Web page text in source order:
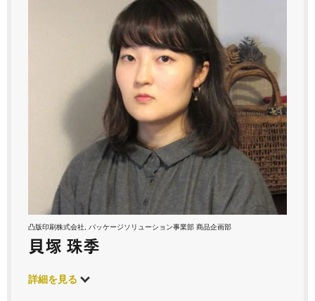
凸版印刷株式会社, パッケージソリューション事業部 商品企画部
貝塚 珠季
詳細を見る